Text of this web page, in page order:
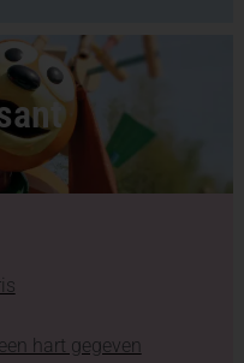
hart gegeven